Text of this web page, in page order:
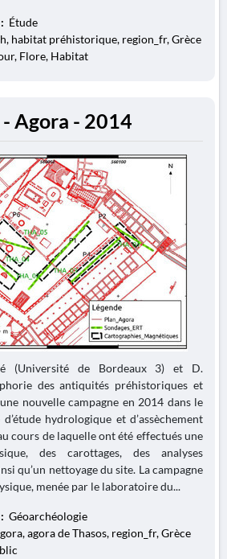
Étude
habitat préhistorique, region_fr, Grèce
Flore, Habitat
Agora - 2014
(Université de Bordeaux 3) et D.
des antiquités préhistoriques et
nouvelle campagne en 2014 dans le
hydrologique et d’assèchement
cours de laquelle ont été effectués une
des carottages, des analyses
qu’un nettoyage du site. La campagne
menée par le laboratoire du...
Géoarchéologie
agora de Thasos, region_fr, Grèce